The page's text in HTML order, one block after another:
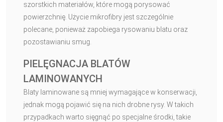
szorstkich materiałów, które mogą porysować
powierzchnię. Użycie mikrofibry jest szczególnie
polecane, ponieważ zapobiega rysowaniu blatu oraz
pozostawianiu smug.
PIELĘGNACJA BLATÓW
LAMINOWANYCH
Blaty laminowane są mniej wymagające w konserwacji,
jednak mogą pojawić się na nich drobne rysy. W takich
przypadkach warto sięgnąć po specjalne środki, takie